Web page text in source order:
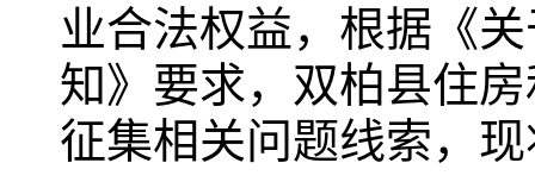
业合法权益，根据《
知》要求，双柏县住
征集相关问题线索，